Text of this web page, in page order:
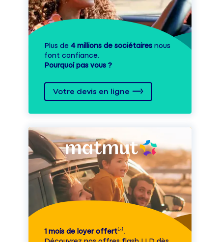
Plus de 4 millions de sociétaires nous
font confiance.
Pourquoi pas vous ?
Votre devis en ligne
1 mois de loyer offert⁽⁴⁾.